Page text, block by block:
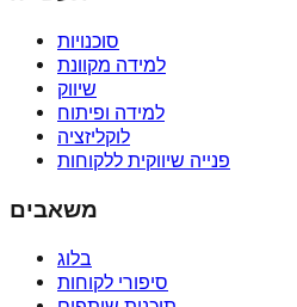
סוכנויות
למידה מקוונת
שיווק
למידה ופיתוח
לוקליזציה
פנייה שיווקית ללקוחות
משאבים
בלוג
סיפורי לקוחות